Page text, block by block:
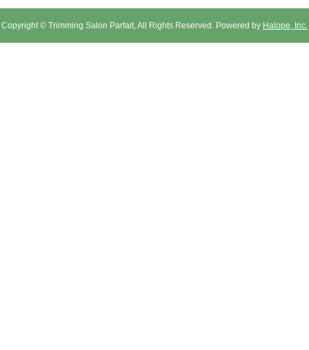
Copyright © Trimming Salon Parfait, All Rights Reserved. Powered by Halope, Inc.